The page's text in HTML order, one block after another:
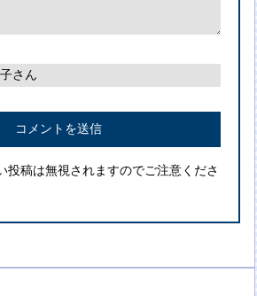
投稿は無視されますのでご注意くださ